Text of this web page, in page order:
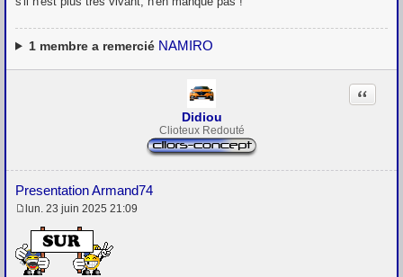
1membre a remercié NAMIRO
Didiou
Clioteux Redouté
Presentation Armand74
Citation
e
s
s
a
lun. 23 juin 2025 21:09